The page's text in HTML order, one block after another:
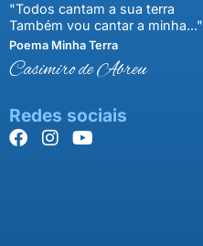
"Todos cantam a sua terra
Também vou cantar a minha..."
Poema Minha Terra
Casimiro de Abreu
Redes sociais